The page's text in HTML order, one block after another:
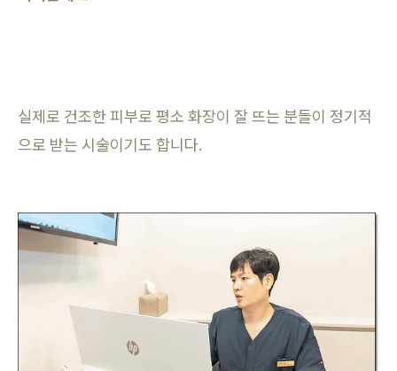
실제로 건조한 피부로 평소 화장이 잘 뜨는 분들이 정기적
으로 받는 시술이기도 합니다.